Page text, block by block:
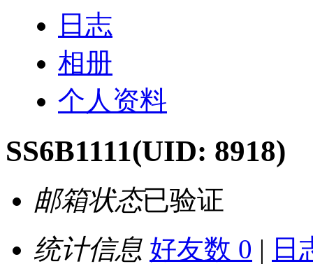
日志
相册
个人资料
SS6B1111(UID: 8918)
邮箱状态已验证
统计信息 好友数 0 | 日